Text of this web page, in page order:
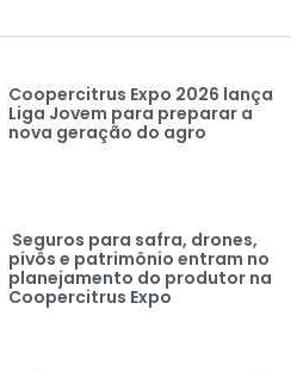
Coopercitrus Expo 2026 lança
Liga Jovem para preparar a
nova geração do agro
Seguros para safra, drones,
pivôs e patrimônio entram no
planejamento do produtor na
Coopercitrus Expo